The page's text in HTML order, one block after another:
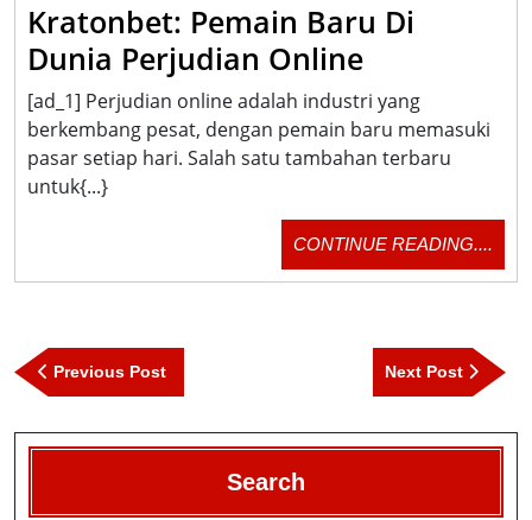
Kratonbet: Pemain Baru Di
Dunia Perjudian OnlineKratonbet:
Pemain
Baru
Di
Perjudian
Online
[ad_1] Perjudian online adalah industri yang
berkembang pesat, dengan pemain baru memasuki
pasar setiap hari. Salah satu tambahan terbaru
untuk{...}
CONTINUE READING....
Post
navigation
Previous PostPrevious
Post
Next Post
Next
Post
Search